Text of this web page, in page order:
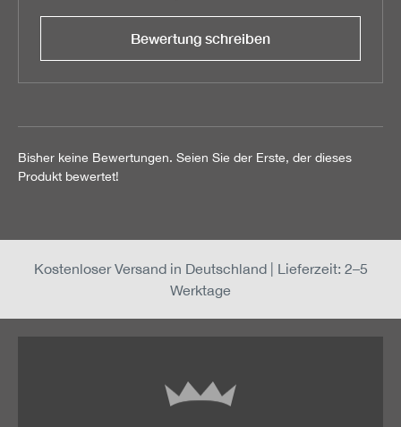
Bewertung schreiben
Bisher keine Bewertungen. Seien Sie der Erste, der dieses
Produkt bewertet!
Kostenloser Versand in Deutschland | Lieferzeit: 2–5
Werktage